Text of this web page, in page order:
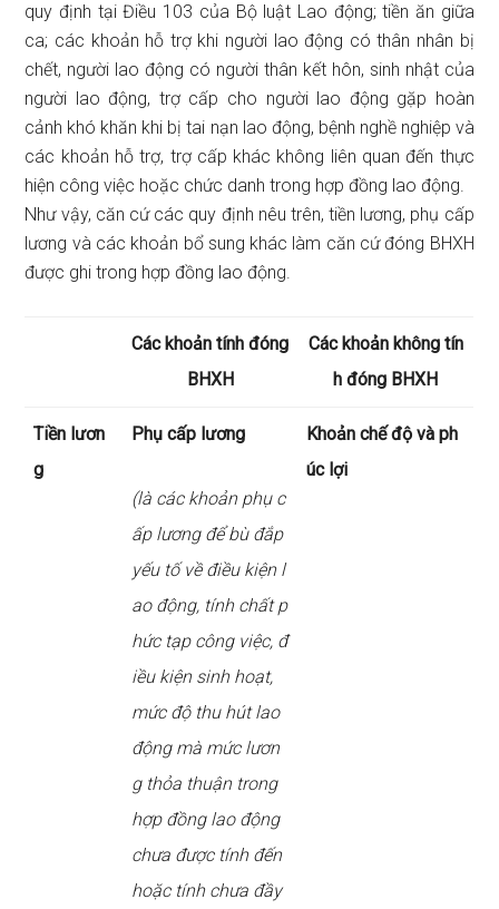
quy định tại Điều 103 của Bộ luật Lao động; tiền ăn giữa
ca; các khoản hỗ trợ khi người lao động có thân nhân bị
chết, người lao động có người thân kết hôn, sinh nhật của
người lao động, trợ cấp cho người lao động gặp hoàn
cảnh khó khăn khi bị tai nạn lao động, bệnh nghề nghiệp và
các khoản hỗ trợ, trợ cấp khác không liên quan đến thực
hiện công việc hoặc chức danh trong hợp đồng lao động.
Như vậy, căn cứ các quy định nêu trên, tiền lương, phụ cấp
lương và các khoản bổ sung khác làm căn cứ đóng BHXH
được ghi trong hợp đồng lao động.
Các khoản tính đóng
BHXH
Các khoản không tín
h đóng BHXH
Tiền lươn
g
Phụ cấp lương
(là các khoản phụ c
ấp lương để bù đắp
yếu tố về điều kiện l
ao động, tính chất p
hức tạp công việc, đ
iều kiện sinh hoạt,
mức độ thu hút lao
động mà mức lươn
g thỏa thuận trong
hợp đồng lao động
chưa được tính đến
hoặc tính chưa đầy
Khoản chế độ và ph
úc lợi